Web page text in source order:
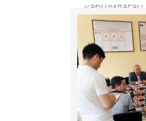
зеҳнли,
бўлсада
кенг. Расм
рассом
Батафсил